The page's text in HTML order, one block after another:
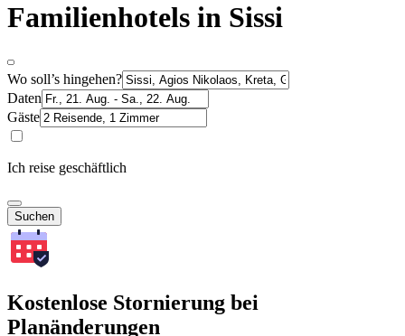
Familienhotels in Sissi
Wo soll’s hingehen?
Daten
Gäste
Ich reise geschäftlich
Suchen
Kostenlose Stornierung bei
Planänderungen